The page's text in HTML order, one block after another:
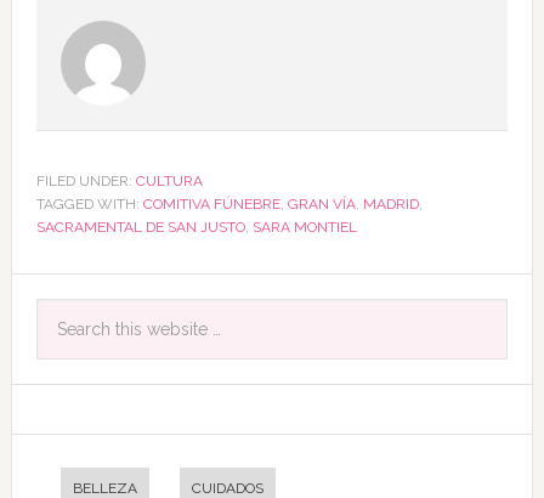
FILED UNDER: CULTURA
TAGGED WITH: COMITIVA FÚNEBRE, GRAN VÍA, MADRID,
SACRAMENTAL DE SAN JUSTO, SARA MONTIEL
BELLEZA CUIDADOS